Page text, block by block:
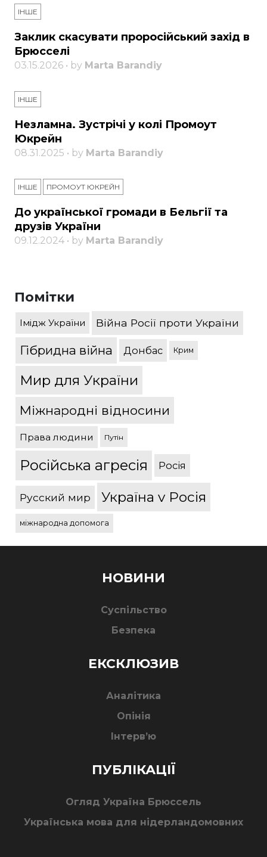
ІНШЕ
Заклик скасувати проросійський захід в
Брюсселі
03.15.2026 • by Marta Barandiy
ІНШЕ
Незламна. Зустрічі у колі Промоут
Юкрейн
08.31.2025 • by Marta Barandiy
ІНШЕ ПРОМОУТ ЮКРЕЙН
До української громади в Бельгії та
друзів України
09.12.2024 • by Marta Barandiy
Помітки
Імідж України Війна Росії проти України
Гібридна війна Донбас Крим
Мир для України
Міжнародні відносини
Права людини Путін
Російська агресія Росія
Русский мир Україна v Росія
міжнародна допомога
НОВИНИ
Суспільство
Безпека
ЕКСКЛЮЗИВ
Аналітика
Опінія
Інтерв’ю
ПУБЛІКАЦІЇ
Огляд Україна Брюссель
Українська мова для нідерландомовних